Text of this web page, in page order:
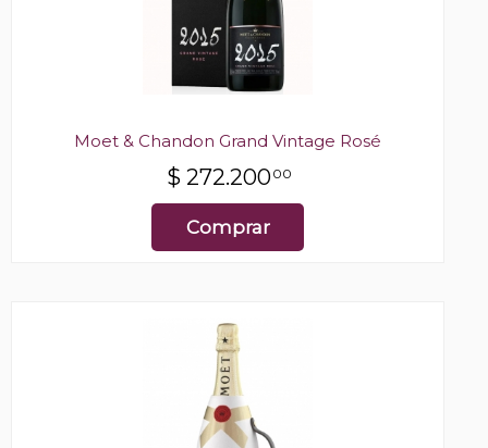
Moet & Chandon Grand Vintage Rosé
$ 272.20000
Comprar